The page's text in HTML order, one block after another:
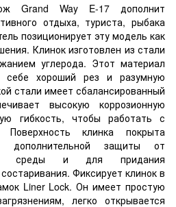
Grand Way E-17 дополнит
отдыха, туриста, рыбака
позиционирует эту модель как
Клинок изготовлен из стали
углерода. Этот материал
себе хороший рез и разумную
стали имеет сбалансированный
высокую коррозионную
гибкость, чтобы работать с
клинка покрыта
защиты от
среды и для придания
Фиксирует клинок в
Liner Lock. Он имеет простую
легко открывается